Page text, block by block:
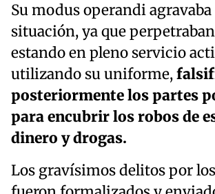
Su modus operandi
situación, ya que
estando en pleno servicio
utilizando su uniforme,
posteriormente los partes
para encubrir los robos de
dinero y drogas.
Los gravísimos delitos por